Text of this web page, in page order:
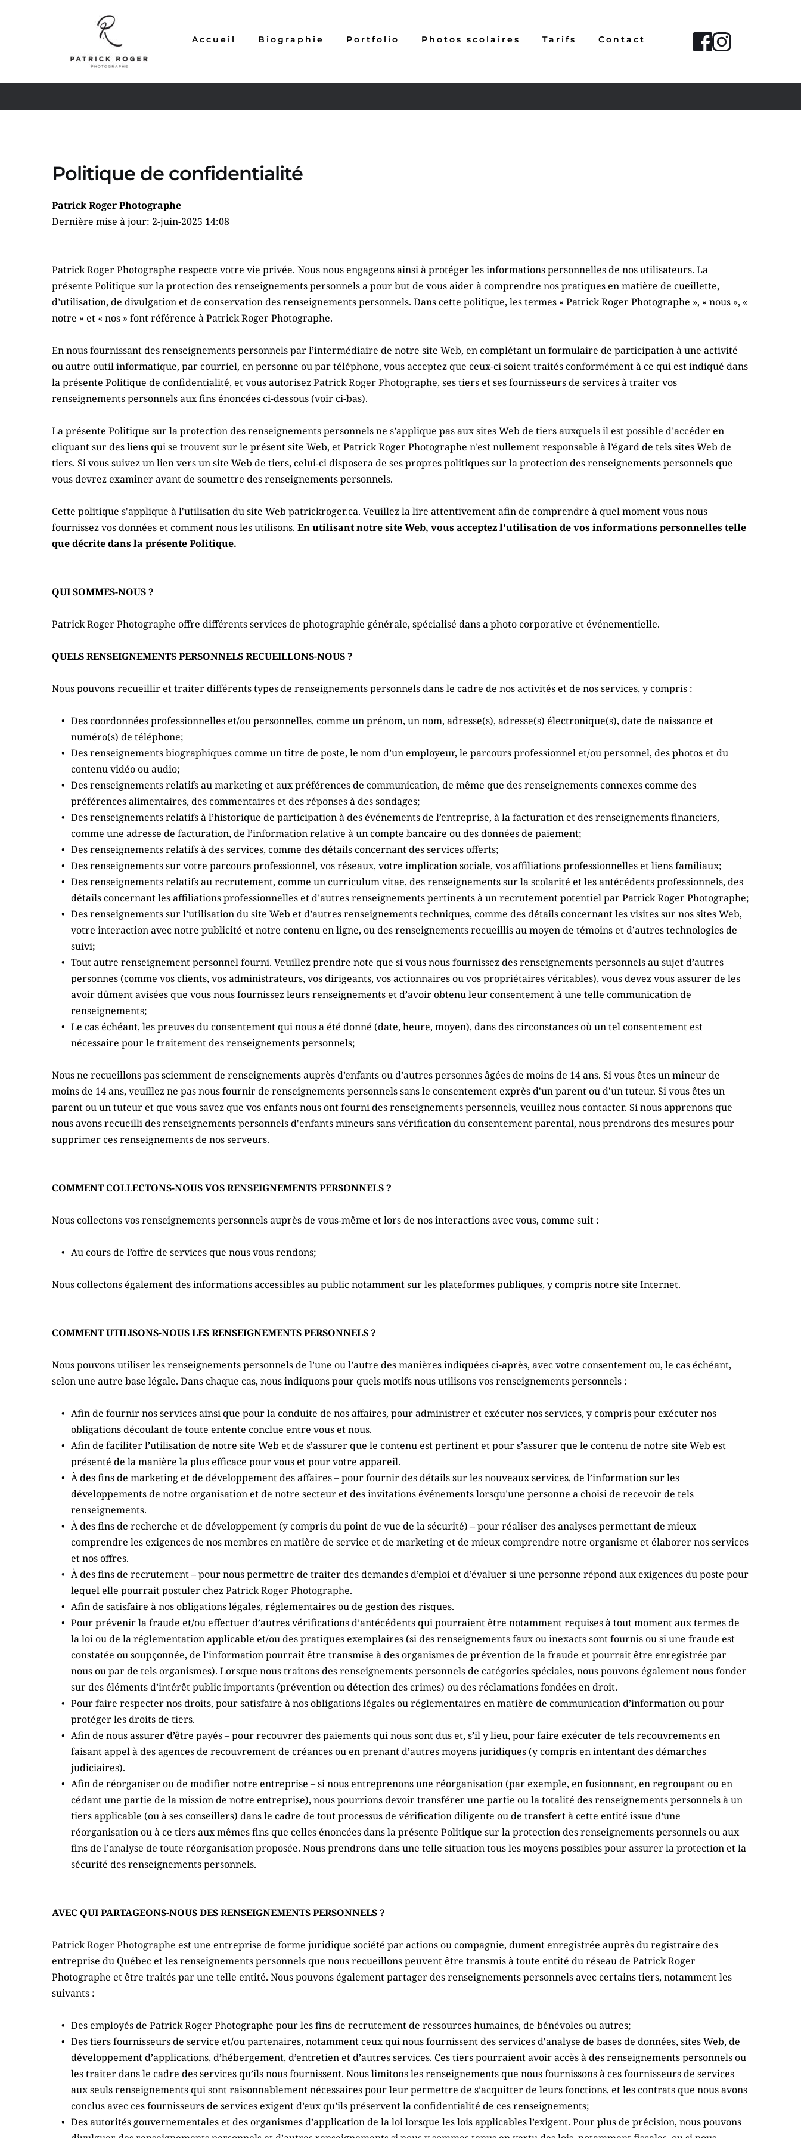
Accueil Biographie Portfolio Photos scolaires Tarifs Contact
Politique de confidentialité
Patrick Roger Photographe
Dernière mise à jour: 2-juin-2025 14:08
Patrick Roger Photographe respecte votre vie privée. Nous nous engageons ainsi à protéger les informations personnelles de nos utilisateurs. La
présente Politique sur la protection des renseignements personnels a pour but de vous aider à comprendre nos pratiques en matière de cueillette,
d’utilisation, de divulgation et de conservation des renseignements personnels. Dans cette politique, les termes « Patrick Roger Photographe », « nous », «
notre » et « nos » font référence à Patrick Roger Photographe.
En nous fournissant des renseignements personnels par l’intermédiaire de notre site Web, en complétant un formulaire de participation à une activité
ou autre outil informatique, par courriel, en personne ou par téléphone, vous acceptez que ceux-ci soient traités conformément à ce qui est indiqué dans
la présente Politique de confidentialité, et vous autorisez Patrick Roger Photographe, ses tiers et ses fournisseurs de services à traiter vos
renseignements personnels aux fins énoncées ci-dessous (voir ci-bas).
La présente Politique sur la protection des renseignements personnels ne s’applique pas aux sites Web de tiers auxquels il est possible d’accéder en
cliquant sur des liens qui se trouvent sur le présent site Web, et Patrick Roger Photographe n’est nullement responsable à l’égard de tels sites Web de
tiers. Si vous suivez un lien vers un site Web de tiers, celui-ci disposera de ses propres politiques sur la protection des renseignements personnels que
vous devrez examiner avant de soumettre des renseignements personnels.
Cette politique s'applique à l'utilisation du site Web patrickroger.ca. Veuillez la lire attentivement afin de comprendre à quel moment vous nous
fournissez vos données et comment nous les utilisons. En utilisant notre site Web, vous acceptez l'utilisation de vos informations personnelles telle
que décrite dans la présente Politique.
QUI SOMMES-NOUS ?
Patrick Roger Photographe offre différents services de photographie générale, spécialisé dans a photo corporative et événementielle.
QUELS RENSEIGNEMENTS PERSONNELS RECUEILLONS-NOUS ?
Nous pouvons recueillir et traiter différents types de renseignements personnels dans le cadre de nos activités et de nos services, y compris :
Des coordonnées professionnelles et/ou personnelles, comme un prénom, un nom, adresse(s), adresse(s) électronique(s), date de naissance et
numéro(s) de téléphone;
Des renseignements biographiques comme un titre de poste, le nom d’un employeur, le parcours professionnel et/ou personnel, des photos et du
contenu vidéo ou audio;
Des renseignements relatifs au marketing et aux préférences de communication, de même que des renseignements connexes comme des
préférences alimentaires, des commentaires et des réponses à des sondages;
Des renseignements relatifs à l’historique de participation à des événements de l’entreprise, à la facturation et des renseignements financiers,
comme une adresse de facturation, de l’information relative à un compte bancaire ou des données de paiement;
Des renseignements relatifs à des services, comme des détails concernant des services offerts;
Des renseignements sur votre parcours professionnel, vos réseaux, votre implication sociale, vos affiliations professionnelles et liens familiaux;
Des renseignements relatifs au recrutement, comme un curriculum vitae, des renseignements sur la scolarité et les antécédents professionnels, des
détails concernant les affiliations professionnelles et d’autres renseignements pertinents à un recrutement potentiel par Patrick Roger Photographe;
Des renseignements sur l’utilisation du site Web et d’autres renseignements techniques, comme des détails concernant les visites sur nos sites Web,
votre interaction avec notre publicité et notre contenu en ligne, ou des renseignements recueillis au moyen de témoins et d’autres technologies de
suivi;
Tout autre renseignement personnel fourni. Veuillez prendre note que si vous nous fournissez des renseignements personnels au sujet d’autres
personnes (comme vos clients, vos administrateurs, vos dirigeants, vos actionnaires ou vos propriétaires véritables), vous devez vous assurer de les
avoir dûment avisées que vous nous fournissez leurs renseignements et d’avoir obtenu leur consentement à une telle communication de
renseignements;
Le cas échéant, les preuves du consentement qui nous a été donné (date, heure, moyen), dans des circonstances où un tel consentement est
nécessaire pour le traitement des renseignements personnels;
Nous ne recueillons pas sciemment de renseignements auprès d’enfants ou d’autres personnes âgées de moins de 14 ans. Si vous êtes un mineur de
moins de 14 ans, veuillez ne pas nous fournir de renseignements personnels sans le consentement exprès d'un parent ou d'un tuteur. Si vous êtes un
parent ou un tuteur et que vous savez que vos enfants nous ont fourni des renseignements personnels, veuillez nous contacter. Si nous apprenons que
nous avons recueilli des renseignements personnels d'enfants mineurs sans vérification du consentement parental, nous prendrons des mesures pour
supprimer ces renseignements de nos serveurs.
COMMENT COLLECTONS-NOUS VOS RENSEIGNEMENTS PERSONNELS ?
Nous collectons vos renseignements personnels auprès de vous-même et lors de nos interactions avec vous, comme suit :
Au cours de l’offre de services que nous vous rendons;
Nous collectons également des informations accessibles au public notamment sur les plateformes publiques, y compris notre site Internet.
COMMENT UTILISONS-NOUS LES RENSEIGNEMENTS PERSONNELS ?
Nous pouvons utiliser les renseignements personnels de l’une ou l’autre des manières indiquées ci-après, avec votre consentement ou, le cas échéant,
selon une autre base légale. Dans chaque cas, nous indiquons pour quels motifs nous utilisons vos renseignements personnels :
Afin de fournir nos services ainsi que pour la conduite de nos affaires, pour administrer et exécuter nos services, y compris pour exécuter nos
obligations découlant de toute entente conclue entre vous et nous.
Afin de faciliter l’utilisation de notre site Web et de s’assurer que le contenu est pertinent et pour s’assurer que le contenu de notre site Web est
présenté de la manière la plus efficace pour vous et pour votre appareil.
À des fins de marketing et de développement des affaires – pour fournir des détails sur les nouveaux services, de l’information sur les
développements de notre organisation et de notre secteur et des invitations événements lorsqu’une personne a choisi de recevoir de tels
renseignements.
À des fins de recherche et de développement (y compris du point de vue de la sécurité) – pour réaliser des analyses permettant de mieux
comprendre les exigences de nos membres en matière de service et de marketing et de mieux comprendre notre organisme et élaborer nos services
et nos offres.
À des fins de recrutement – pour nous permettre de traiter des demandes d’emploi et d’évaluer si une personne répond aux exigences du poste pour
lequel elle pourrait postuler chez Patrick Roger Photographe.
Afin de satisfaire à nos obligations légales, réglementaires ou de gestion des risques.
Pour prévenir la fraude et/ou effectuer d’autres vérifications d’antécédents qui pourraient être notamment requises à tout moment aux termes de
la loi ou de la réglementation applicable et/ou des pratiques exemplaires (si des renseignements faux ou inexacts sont fournis ou si une fraude est
constatée ou soupçonnée, de l’information pourrait être transmise à des organismes de prévention de la fraude et pourrait être enregistrée par
nous ou par de tels organismes). Lorsque nous traitons des renseignements personnels de catégories spéciales, nous pouvons également nous fonder
sur des éléments d’intérêt public importants (prévention ou détection des crimes) ou des réclamations fondées en droit.
Pour faire respecter nos droits, pour satisfaire à nos obligations légales ou réglementaires en matière de communication d’information ou pour
protéger les droits de tiers.
Afin de nous assurer d’être payés – pour recouvrer des paiements qui nous sont dus et, s’il y lieu, pour faire exécuter de tels recouvrements en
faisant appel à des agences de recouvrement de créances ou en prenant d’autres moyens juridiques (y compris en intentant des démarches
judiciaires).
Afin de réorganiser ou de modifier notre entreprise – si nous entreprenons une réorganisation (par exemple, en fusionnant, en regroupant ou en
cédant une partie de la mission de notre entreprise), nous pourrions devoir transférer une partie ou la totalité des renseignements personnels à un
tiers applicable (ou à ses conseillers) dans le cadre de tout processus de vérification diligente ou de transfert à cette entité issue d’une
réorganisation ou à ce tiers aux mêmes fins que celles énoncées dans la présente Politique sur la protection des renseignements personnels ou aux
fins de l’analyse de toute réorganisation proposée. Nous prendrons dans une telle situation tous les moyens possibles pour assurer la protection et la
sécurité des renseignements personnels.
AVEC QUI PARTAGEONS-NOUS DES RENSEIGNEMENTS PERSONNELS ?
Patrick Roger Photographe est une entreprise de forme juridique société par actions ou compagnie, dument enregistrée auprès du registraire des
entreprise du Québec et les renseignements personnels que nous recueillons peuvent être transmis à toute entité du réseau de Patrick Roger
Photographe et être traités par une telle entité. Nous pouvons également partager des renseignements personnels avec certains tiers, notamment les
suivants :
Des employés de Patrick Roger Photographe pour les fins de recrutement de ressources humaines, de bénévoles ou autres;
Des tiers fournisseurs de service et/ou partenaires, notamment ceux qui nous fournissent des services d'analyse de bases de données, sites Web, de
développement d’applications, d’hébergement, d’entretien et d’autres services. Ces tiers pourraient avoir accès à des renseignements personnels ou
les traiter dans le cadre des services qu’ils nous fournissent. Nous limitons les renseignements que nous fournissons à ces fournisseurs de services
aux seuls renseignements qui sont raisonnablement nécessaires pour leur permettre de s’acquitter de leurs fonctions, et les contrats que nous avons
conclus avec ces fournisseurs de services exigent d’eux qu’ils préservent la confidentialité de ces renseignements;
Des autorités gouvernementales et des organismes d’application de la loi lorsque les lois applicables l’exigent. Pour plus de précision, nous pouvons